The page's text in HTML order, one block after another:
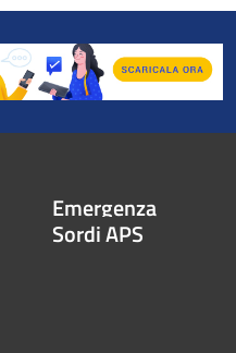
Emergenza
Sordi APS